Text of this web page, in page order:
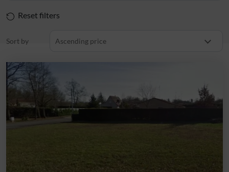
Reset filters
Sort by Ascending price